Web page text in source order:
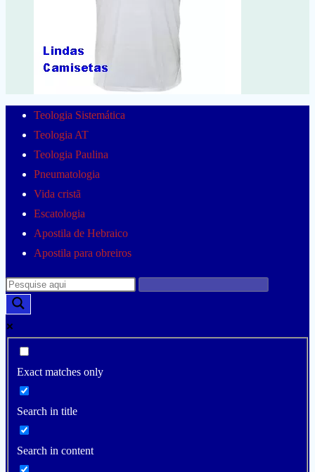
Teologia Sistemática
Teologia AT
Teologia Paulina
Pneumatologia
Vida cristã
Escatologia
Apostila de Hebraico
Apostila para obreiros
Exact matches only
Search in title
Search in content